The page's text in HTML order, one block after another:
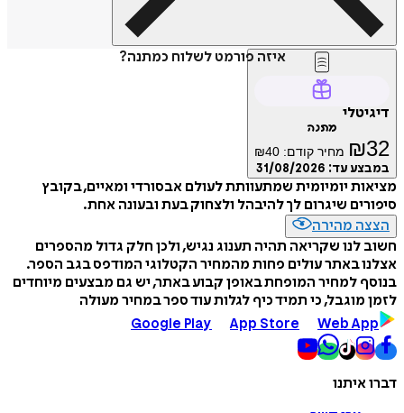
איזה פורמט לשלוח כמתנה?
דיגיטלי
מתנה
₪32 מחיר קודם: ₪40
במבצע עד: 31/08/2026
מציאות יומיומית שמתעוותת לעולם אבסורדי ומאיים, בקובץ
סיפורים שיגרום לך להיבהל ולצחוק בעת ובעונה אחת.
הצצה מהירה
חשוב לנו שקריאה תהיה תענוג נגיש, ולכן חלק גדול מהספרים
אצלנו באתר עולים פחות מהמחיר הקטלוגי המודפס בגב הספר.
בנוסף למחיר המופחת באופן קבוע באתר, יש גם מבצעים מיוחדים
לזמן מוגבל, כי תמיד כיף לגלות עוד ספר במחיר מעולה
Google Play
App Store Web App
דברו איתנו